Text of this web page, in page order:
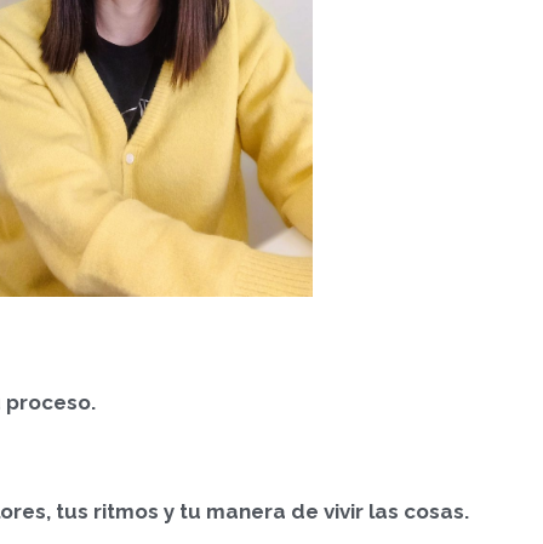
proceso.
tus ritmos y tu manera de vivir las cosas.